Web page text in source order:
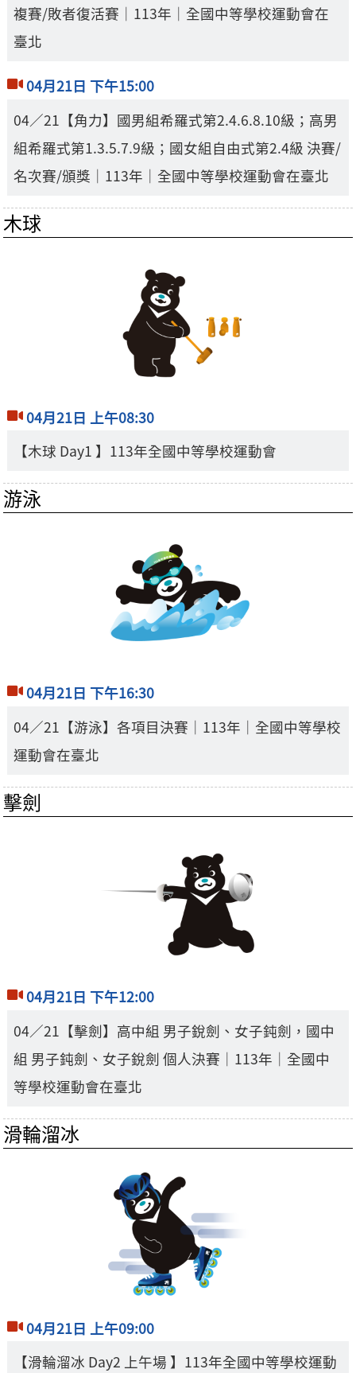
複賽/敗者復活賽｜113年｜全國中等學校運動會在
臺北
04月21日 下午15:00
04／21【角力】國男組希羅式第2.4.6.8.10級；高男
組希羅式第1.3.5.7.9級；國女組自由式第2.4級 決賽/
名次賽/頒獎｜113年｜全國中等學校運動會在臺北
木球
04月21日 上午08:30
【木球 Day1 】113年全國中等學校運動會
游泳
04月21日 下午16:30
04／21【游泳】各項目決賽｜113年｜全國中等學校
運動會在臺北
擊劍
04月21日 下午12:00
04／21【擊劍】高中組 男子銳劍、女子鈍劍，國中
組 男子鈍劍、女子銳劍 個人決賽｜113年｜全國中
等學校運動會在臺北
滑輪溜冰
04月21日 上午09:00
【滑輪溜冰 Day2 上午場 】113年全國中等學校運動